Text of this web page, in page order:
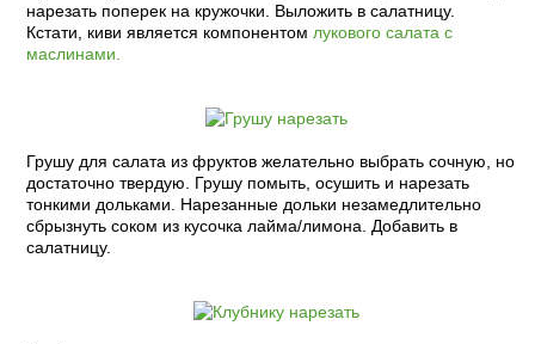
нарезать поперек на кружочки. Выложить в салатницу.
Кстати, киви является компонентом лукового салата с
маслинами.
Грушу для салата из фруктов желательно выбрать сочную, но
достаточно твердую. Грушу помыть, осушить и нарезать
тонкими дольками. Нарезанные дольки незамедлительно
сбрызнуть соком из кусочка лайма/лимона. Добавить в
салатницу.